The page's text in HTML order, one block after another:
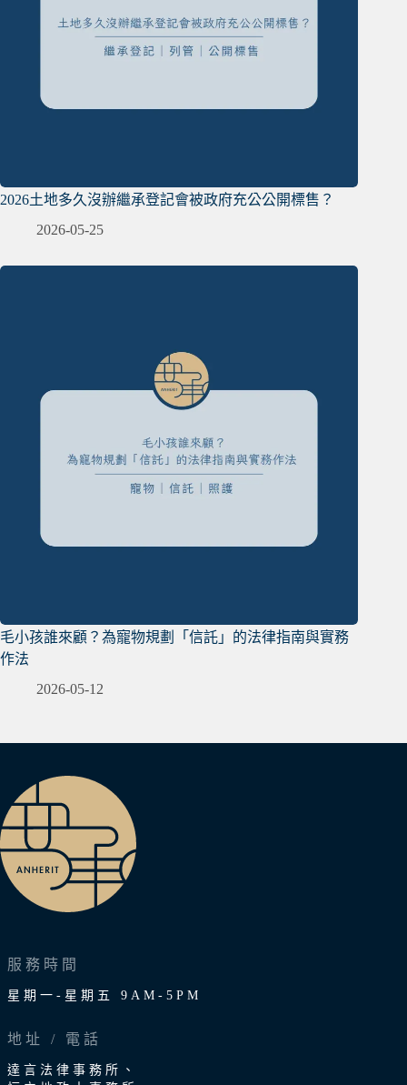
2026土地多久沒辦繼承登記會被政府充公公開標售？
2026-05-25
毛小孩誰來顧？為寵物規劃「信託」的法律指南與實務
作法
2026-05-12
服務時間
星期一-星期五 9AM-5PM
地址 / 電話
達言法律事務所、